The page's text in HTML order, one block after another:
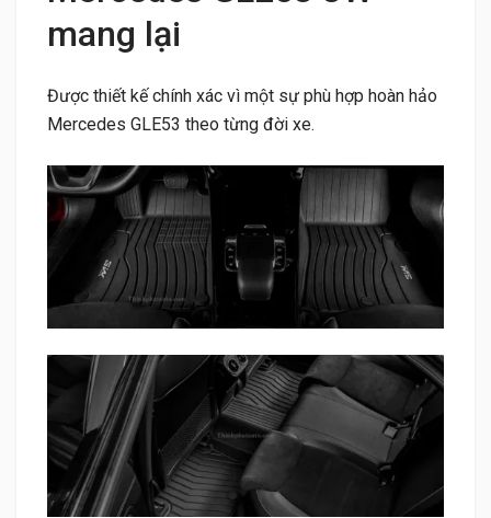
mang lại
Được thiết kế chính xác vì một sự phù hợp hoàn hảo
Mercedes GLE53 theo từng đời xe.